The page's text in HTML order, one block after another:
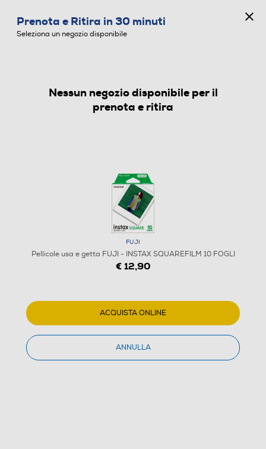
PELLICOLE USA E GETTA
Prenota e Ritira in 30 minuti
Seleziona un negozio disponibile
Nessun negozio disponibile per il
prenota e ritira
FUJI
Pellicole usa e getta FUJI - INSTAX SQUAREFILM 10 FOGLI
€ 12,90
ACQUISTA ONLINE
ANNULLA